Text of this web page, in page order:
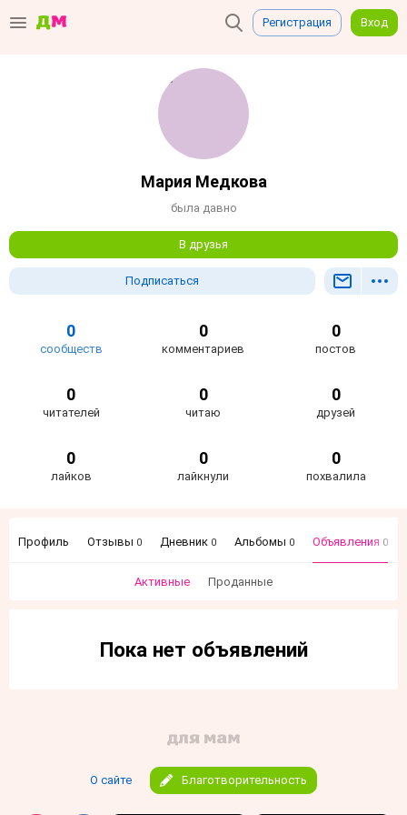
Регистрация Вход
Мария Медкова
была давно
В друзья
Подписаться
0
сообществ
0
комментариев
0
постов
0
читателей
0
читаю
0
друзей
0
лайков
0
лайкнули
0
похвалила
Профиль Отзывы 0 Дневник 0 Альбомы 0 Объявления 0
Активные Проданные
Пока нет объявлений
О сайте Благотворительность